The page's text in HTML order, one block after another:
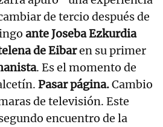
de tercio después de
ante Joseba Ezkurdia
de Eibaren su primer
. Es el momento de
Pasar página.Cambio
de televisión. Este
encuentro de la